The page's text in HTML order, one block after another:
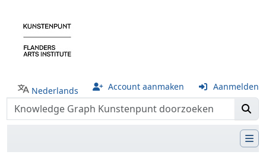
Nederlands Account aanmaken Aanmelden